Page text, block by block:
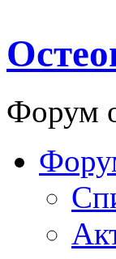
Форум